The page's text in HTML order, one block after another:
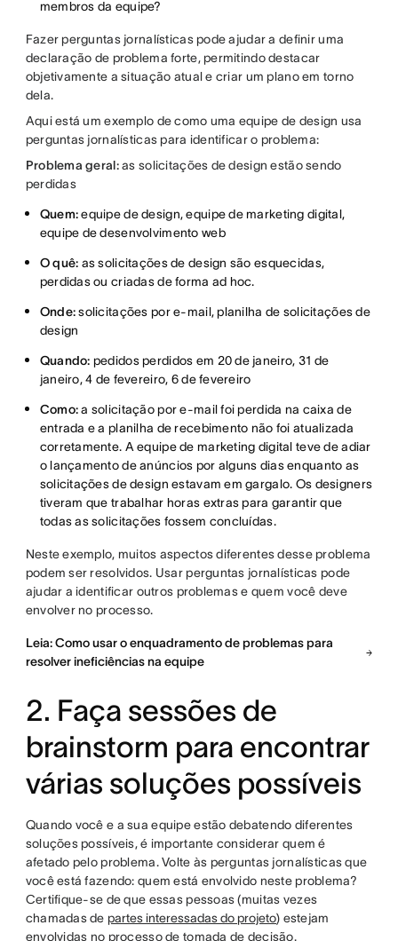
membros da equipe?
Fazer perguntas jornalísticas pode ajudar a definir uma
declaração de problema forte, permitindo destacar
objetivamente a situação atual e criar um plano em torno
dela.
Aqui está um exemplo de como uma equipe de design usa
perguntas jornalísticas para identificar o problema:
Problema geral:as solicitações de design estão sendo
perdidas
Quem:equipe de design, equipe de marketing digital,
equipe de desenvolvimento web
O quê: as solicitações de design são esquecidas,
perdidas ou criadas de forma ad hoc.
Onde:solicitações por e-mail, planilha de solicitações de
design
Quando: pedidos perdidos em 20 de janeiro, 31 de
janeiro, 4 de fevereiro, 6 de fevereiro
Como:a solicitação por e-mail foi perdida na caixa de
entrada e a planilha de recebimento não foi atualizada
corretamente. A equipe de marketing digital teve de adiar
o lançamento de anúncios por alguns dias enquanto as
solicitações de design estavam em gargalo. Os designers
tiveram que trabalhar horas extras para garantir que
todas as solicitações fossem concluídas.
Neste exemplo, muitos aspectos diferentes desse problema
podem ser resolvidos. Usar perguntas jornalísticas pode
ajudar a identificar outros problemas e quem você deve
envolver no processo.
Leia: Como usar o enquadramento de problemas para
resolver ineficiências na equipe
2. Faça sessões de
brainstorm para encontrar
várias soluções possíveis
Quando você e a sua equipe estão debatendo diferentes
soluções possíveis, é importante considerar quem é
afetado pelo problema. Volte às perguntas jornalísticas que
você está fazendo: quem está envolvido neste problema?
Certifique-se de que essas pessoas (muitas vezes
chamadas de partes interessadas do projeto) estejam
envolvidas no processo de tomada de decisão.